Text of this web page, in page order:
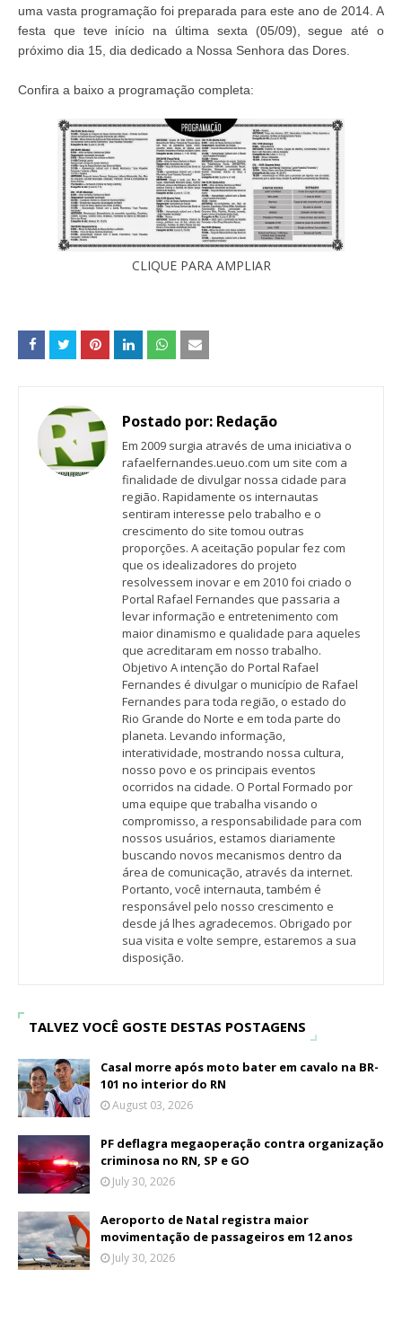
uma vasta programação foi preparada para este ano de 2014. A
festa que teve início na última sexta (05/09), segue até o
próximo dia 15, dia dedicado a Nossa Senhora das Dores.
Confira a baixo a programação completa:
CLIQUE PARA AMPLIAR
Postado por: Redação
Em 2009 surgia através de uma iniciativa o
rafaelfernandes.ueuo.com um site com a
finalidade de divulgar nossa cidade para
região. Rapidamente os internautas
sentiram interesse pelo trabalho e o
crescimento do site tomou outras
proporções. A aceitação popular fez com
que os idealizadores do projeto
resolvessem inovar e em 2010 foi criado o
Portal Rafael Fernandes que passaria a
levar informação e entretenimento com
maior dinamismo e qualidade para aqueles
que acreditaram em nosso trabalho.
Objetivo A intenção do Portal Rafael
Fernandes é divulgar o município de Rafael
Fernandes para toda região, o estado do
Rio Grande do Norte e em toda parte do
planeta. Levando informação,
interatividade, mostrando nossa cultura,
nosso povo e os principais eventos
ocorridos na cidade. O Portal Formado por
uma equipe que trabalha visando o
compromisso, a responsabilidade para com
nossos usuários, estamos diariamente
buscando novos mecanismos dentro da
área de comunicação, através da internet.
Portanto, você internauta, também é
responsável pelo nosso crescimento e
desde já lhes agradecemos. Obrigado por
sua visita e volte sempre, estaremos a sua
disposição.
TALVEZ VOCÊ GOSTE DESTAS POSTAGENS
Casal morre após moto bater em cavalo na BR-
101 no interior do RN
August 03, 2026
PF deflagra megaoperação contra organização
criminosa no RN, SP e GO
July 30, 2026
Aeroporto de Natal registra maior
movimentação de passageiros em 12 anos
July 30, 2026